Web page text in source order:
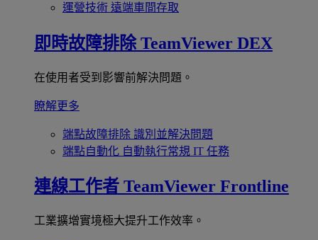
運營技術 遠端車間存取
即時故障排除 TeamViewer DEX
在使用者受到影響前解決問題。
瞭解更多
端點故障排除 識別並解決問題
端點自動化 自動執行常規 IT 任務
連線工作者 TeamViewer Frontline
工業擴增實境極大提升工作效率。